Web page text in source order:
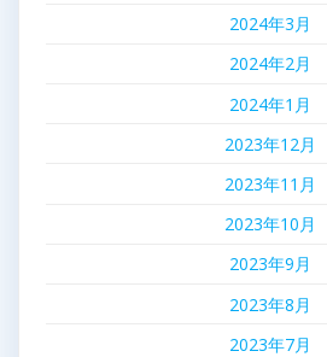
2024年3月
2024年2月
2024年1月
2023年12月
2023年11月
2023年10月
2023年9月
2023年8月
2023年7月